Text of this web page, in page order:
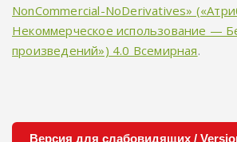
NonCommercial-NoDerivatives»
Некоммерческое использование —
произведений») 4.0 Всемирная.
Версия для слабовидящих /